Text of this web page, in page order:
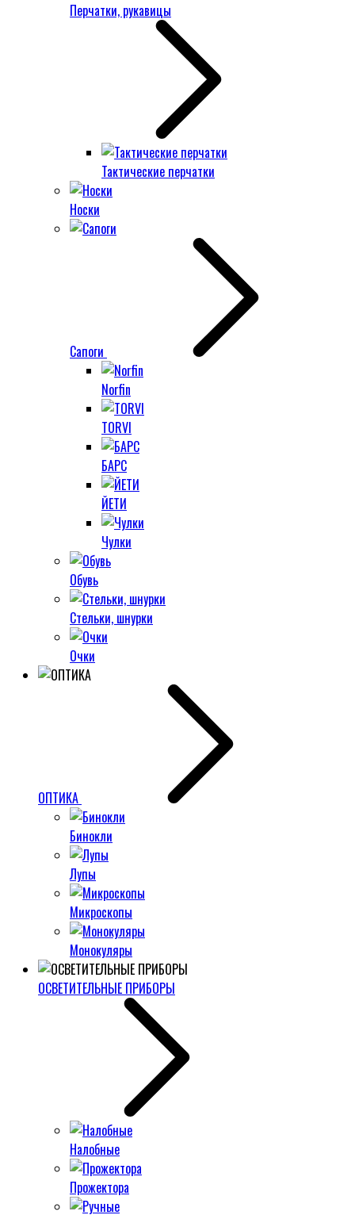
Перчатки, рукавицы
Тактические перчатки
Носки
Сапоги
Norfin
TORVI
БАРС
ЙЕТИ
Чулки
Обувь
Стельки, шнурки
Очки
ОПТИКА
Бинокли
Лупы
Микроскопы
Монокуляры
ОСВЕТИТЕЛЬНЫЕ ПРИБОРЫ
Налобные
Прожектора